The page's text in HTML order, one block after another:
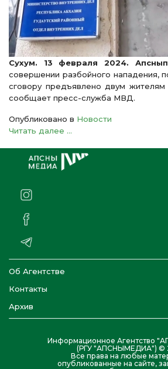
Сухум. 13 февраля 2024.
совершении разбойного нападения,
сговору предъявлено двум жителям
сообщает пресс-служба МВД.
Опубликовано в Новости
Читать далее ...
Об Агентстве
Контакты
Архив
Информационное Агентство
(РГУ "АПСНЫМЕДИА") ©
Все права на любые
опубликованные на сайте,